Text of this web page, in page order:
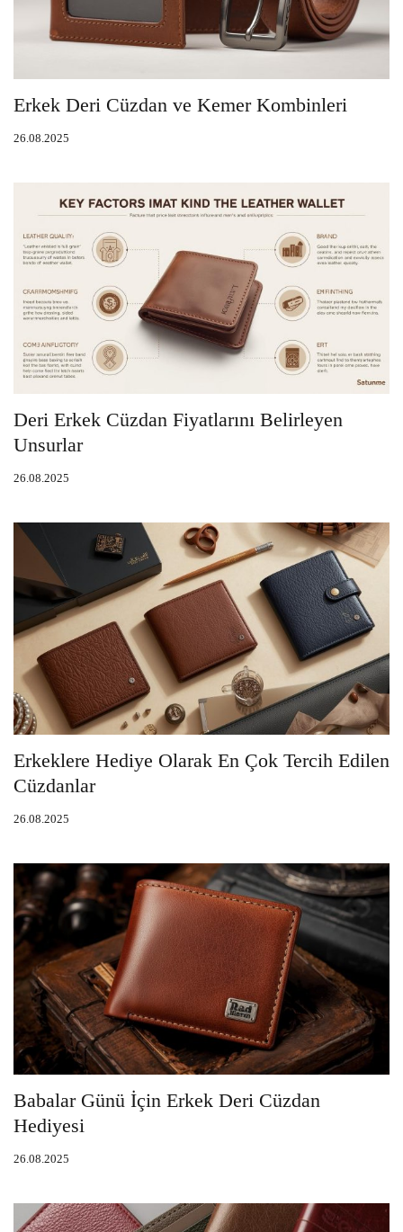
Erkek Deri Cüzdan ve Kemer Kombinleri
26.08.2025
Deri Erkek Cüzdan Fiyatlarını Belirleyen
Unsurlar
26.08.2025
Erkeklere Hediye Olarak En Çok Tercih Edilen
Cüzdanlar
26.08.2025
Babalar Günü İçin Erkek Deri Cüzdan
Hediyesi
26.08.2025